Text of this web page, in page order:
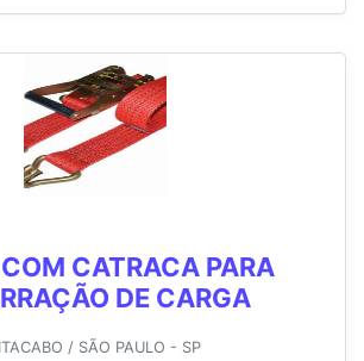
CATRACA PARA
DE CARGA
/ SÃO PAULO - SP